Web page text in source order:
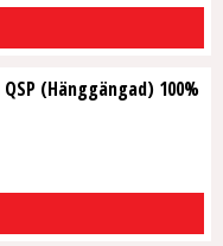
(Hänggängad) 100%